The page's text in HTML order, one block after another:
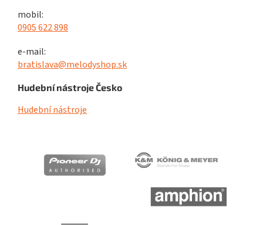
mobil:
0905 622 898
e-mail:
bratislava@melodyshop.sk
Hudební nástroje Česko
Hudební nástroje